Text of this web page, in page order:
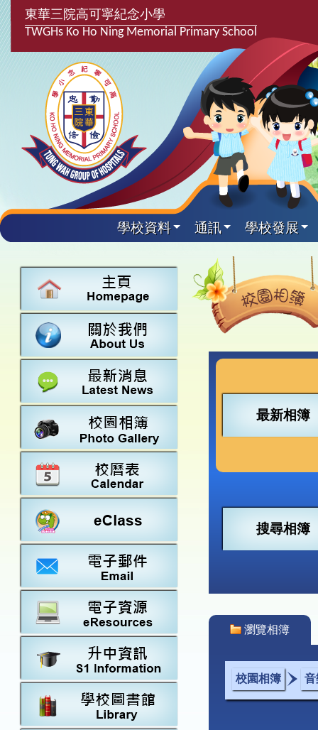
東華三院高可寧紀念小學
TWGHs Ko Ho Ning Memorial Primary School
學校資料 通訊 學校發展
關於
學校資料
校長的話
行政架構
學校設施
學校
最新消息
學校發
計劃,報告及
主要
中文
英文
常識
學生
學生支援組
言語能力提
興趣及
課後興趣班
校隊活動
學生得
25-26得獎
24-25得獎
22-23得獎
20-21得獎
校園
校園相簿
校園電台
學校附
家長教師會
校友會